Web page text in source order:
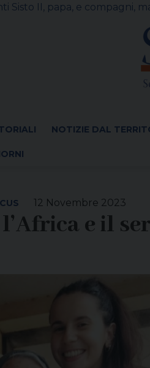
Sisto II, papa, e compagni,
NOTIZIE DAL
12 Novembre 2023
e il